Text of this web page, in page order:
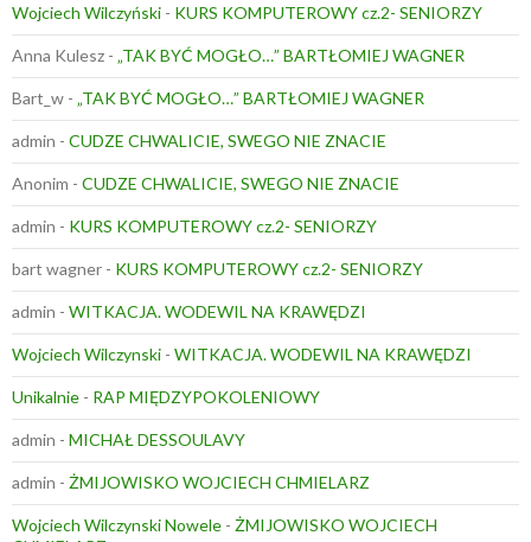
Wojciech Wilczyński - KURS KOMPUTEROWY cz.2- SENIORZY
Anna Kulesz - „TAK BYĆ MOGŁO…” BARTŁOMIEJ WAGNER
Bart_w - „TAK BYĆ MOGŁO…” BARTŁOMIEJ WAGNER
admin - CUDZE CHWALICIE, SWEGO NIE ZNACIE
Anonim - CUDZE CHWALICIE, SWEGO NIE ZNACIE
admin - KURS KOMPUTEROWY cz.2- SENIORZY
bart wagner - KURS KOMPUTEROWY cz.2- SENIORZY
admin - WITKACJA. WODEWIL NA KRAWĘDZI
Wojciech Wilczynski - WITKACJA. WODEWIL NA KRAWĘDZI
Unikalnie - RAP MIĘDZYPOKOLENIOWY
admin - MICHAŁ DESSOULAVY
admin - ŻMIJOWISKO WOJCIECH CHMIELARZ
Wojciech Wilczynski Nowele - ŻMIJOWISKO WOJCIECH